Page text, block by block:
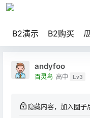
B2演示 B2购买
andyfoo
百灵鸟 高中 Lv3
隐藏内容，加入圈子